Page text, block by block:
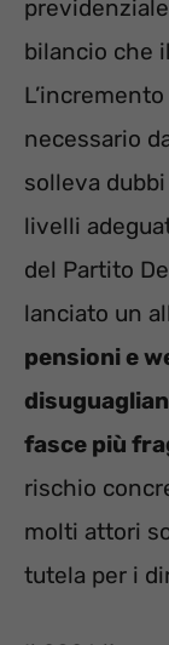
bilancio che
necessario
solleva
livelli
del Partito
lanciato un
pensioni e
fasce più
rischio
molti attori
tutela per i